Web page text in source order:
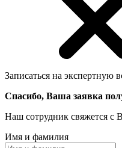
Записаться на экспертную
Спасибо, Ваша заявка
Наш сотрудник свяжется с
Имя и фамилия